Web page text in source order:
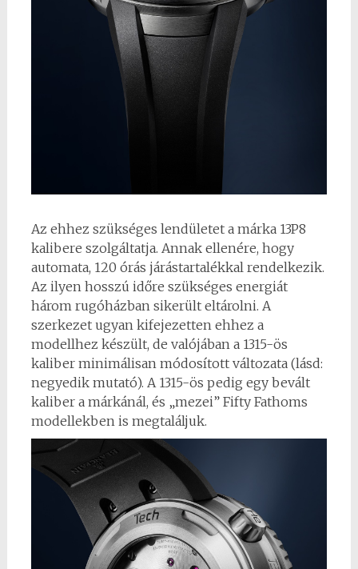
Az ehhez szükséges lendületet a márka 13P8
kalibere szolgáltatja. Annak ellenére, hogy
automata, 120 órás járástartalékkal rendelkezik.
Az ilyen hosszú időre szükséges energiát
három rugóházban sikerült eltárolni. A
szerkezet ugyan kifejezetten ehhez a
modellhez készült, de valójában a 1315-ös
kaliber minimálisan módosított változata (lásd:
negyedik mutató). A 1315-ös pedig egy bevált
kaliber a márkánál, és „mezei” Fifty Fathoms
modellekben is megtaláljuk.